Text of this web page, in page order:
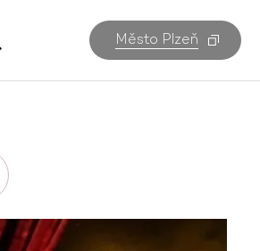
Město Plzeň